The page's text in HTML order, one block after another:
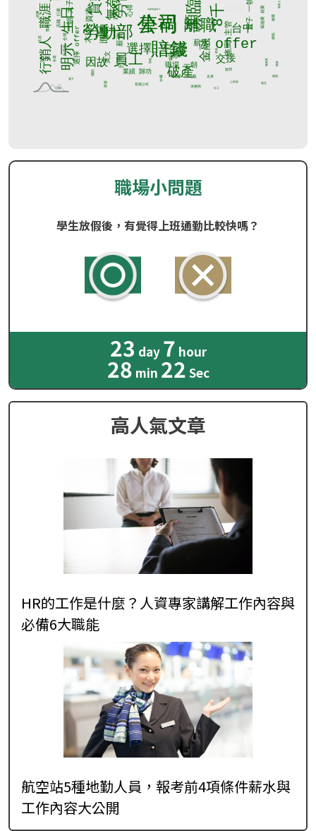
職場小問題
學生放假後，有覺得上班通勤比較快嗎？
23 day 7 hour
28 min 21 Sec
高人氣文章
HR的工作是什麼？人資專家講解工作內容與
必備6大職能
航空站5種地勤人員，報考前4項條件薪水與
工作內容大公開